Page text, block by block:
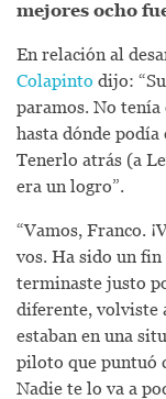
mejores ocho
En relación al
Colapinto dijo:
paramos. No tenía
hasta dónde podía
Tenerlo atrás (a
era un logro”.
“Vamos, Franco.
vos. Ha sido un
terminaste justo
diferente, volviste
estaban en una
piloto que puntuó
Nadie te lo va a